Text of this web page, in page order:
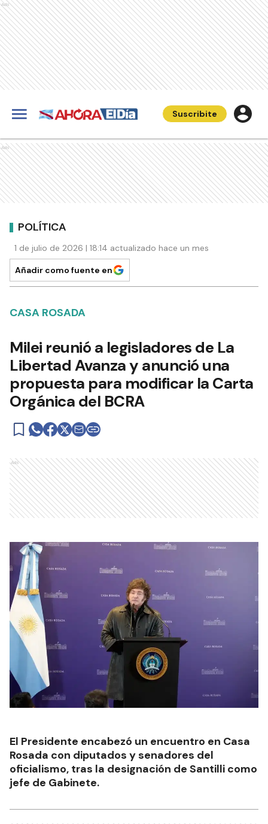
Ads
Suscribite
Ads
POLÍTICA
1 de julio de 2026 | 18:14 actualizado hace un mes
Añadir como fuente en
CASA ROSADA
Milei reunió a legisladores de La
Libertad Avanza y anunció una
propuesta para modificar la Carta
Orgánica del BCRA
Ads
El Presidente encabezó un encuentro en Casa
Rosada con diputados y senadores del
oficialismo, tras la designación de Santilli como
jefe de Gabinete.